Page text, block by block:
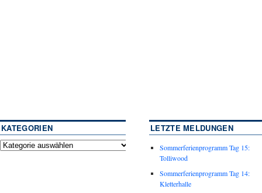
KATEGORIEN LETZTE MELDUNGEN
Sommerferienprogramm Tag 15:
Tolliwood
Sommerferienprogramm Tag 14:
Kletterhalle